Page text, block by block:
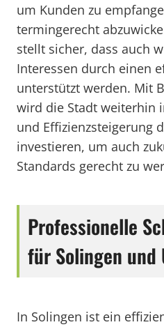
um Kunden zu
termingerecht
stellt sicher, dass auch
Interessen durch einen
unterstützt werden. Mit
wird die Stadt weiterhin
und Effizienzsteigerung
investieren, um auch
Standards gerecht zu
Professionelle
für Solingen und
In Solingen ist ein